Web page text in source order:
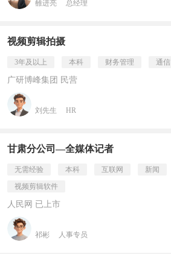
雒进亮 总经理
视频剪辑拍摄
3年及以上 本科 财务管理 通信
广研博峰集团 民营
刘先生 HR
甘肃分公司—全媒体记者
无需经验 本科 互联网 新闻
视频剪辑软件
人民网 已上市
祁彬 人事专员